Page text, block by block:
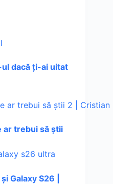
dacă ți-ai uitat
trebui să știi
Galaxy S26 |